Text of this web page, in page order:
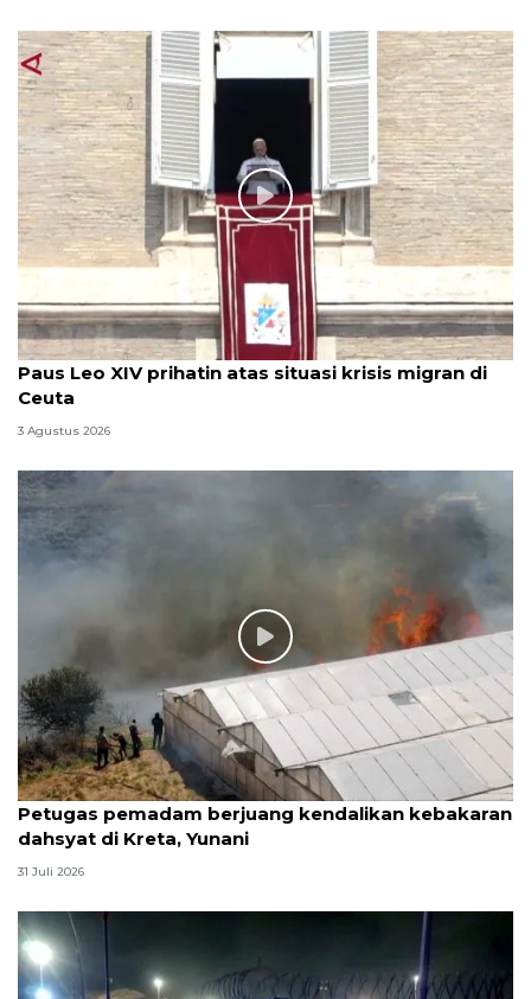
Paus Leo XIV prihatin atas situasi krisis migran di
Ceuta
3 Agustus 2026
Petugas pemadam berjuang kendalikan kebakaran
dahsyat di Kreta, Yunani
31 Juli 2026